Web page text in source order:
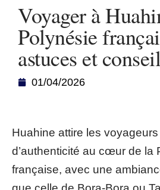
Voyager à
Polynésie
astuces et
01/04/2026
Huahine attire les
d’authenticité au cœur de la
française, avec une